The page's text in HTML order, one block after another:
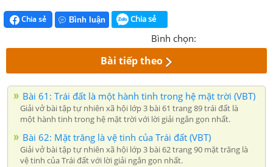
Chia sẻ Bình luận Chia sẻ
Bình chọn:
Bài tiếp theo
Bài 61: Trái đất là một hành tinh trong hệ mặt trời (VBT)
Giải vở bài tập tự nhiên xã hội lớp 3 bài 61 trang 89 trái đất là
một hành tinh trong hệ mặt trời với lời giải ngắn gọn nhất.
Bài 62: Mặt trăng là vệ tinh của Trái đất (VBT)
Giải vở bài tập tự nhiên xã hội lớp 3 bài 62 trang 90 mặt trăng là
vệ tinh của Trái đất với lời giải ngắn gọn nhất.